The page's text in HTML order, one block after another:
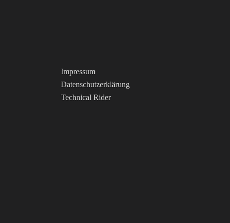
Impressum
Datenschutzerklärung
Technical Rider